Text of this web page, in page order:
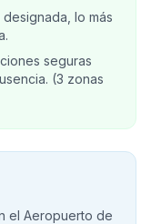
lo más
seguras
(3 zonas
el Aeropuerto de